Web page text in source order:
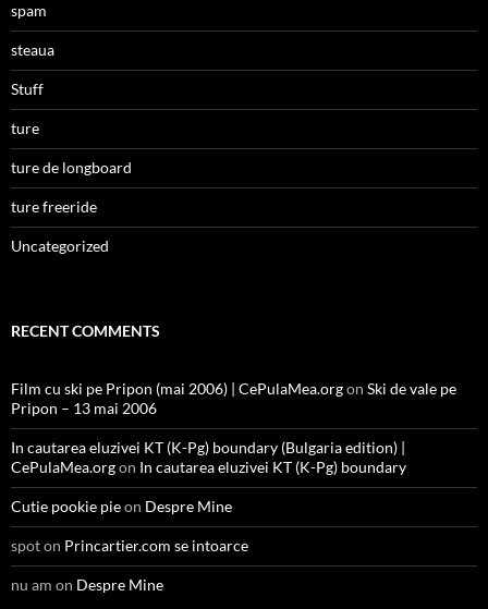
spam
steaua
Stuff
ture
ture de longboard
ture freeride
Uncategorized
RECENT COMMENTS
Film cu ski pe Pripon (mai 2006) | CePulaMea.orgon Ski de vale pe
Pripon – 13 mai 2006
In cautarea eluzivei KT (K-Pg) boundary (Bulgaria edition) |
CePulaMea.orgon In cautarea eluzivei KT (K-Pg) boundary
Cutie pookie pieon Despre Mine
spoton Princartier.com se intoarce
nu am on Despre Mine